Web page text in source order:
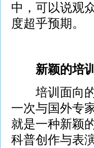
中，可以说观
度超乎预期。
新颖的培
培训面向的
一次与国外专
就是一种新颖
科普创作与表